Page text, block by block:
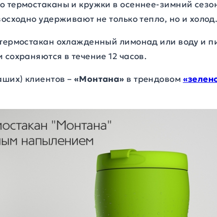
и кружки в осеннее-зимний
удерживают не только тепло, но и
охлажденный лимонад или воду и
в течение 12 часов.
клиентов – «Монтана» в трендовом